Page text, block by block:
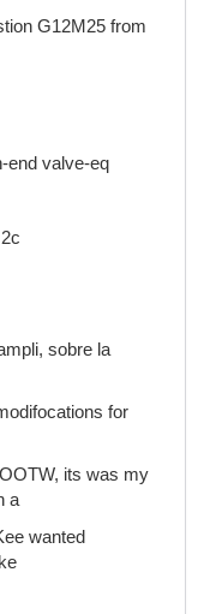
G12M25 from
end valve-eq
sobre la
for
its was my
a
wanted